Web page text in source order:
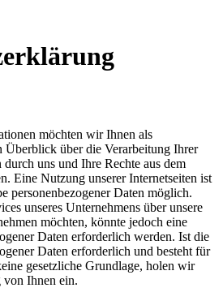
möchten wir Ihnen als
Überblick über die Verarbeitung Ihrer
durch uns und Ihre Rechte aus dem
Eine Nutzung unserer Internetseiten ist
personenbezogener Daten möglich.
unseres Unternehmens über unsere
möchten, könnte jedoch eine
Daten erforderlich werden. Ist die
Daten erforderlich und besteht für
gesetzliche Grundlage, holen wir
Ihnen ein.